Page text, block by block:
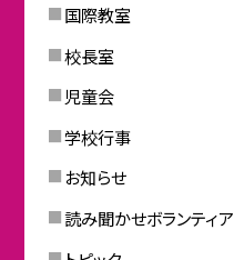
国際教室
校長室
児童会
学校行事
お知らせ
読み聞かせボランティア